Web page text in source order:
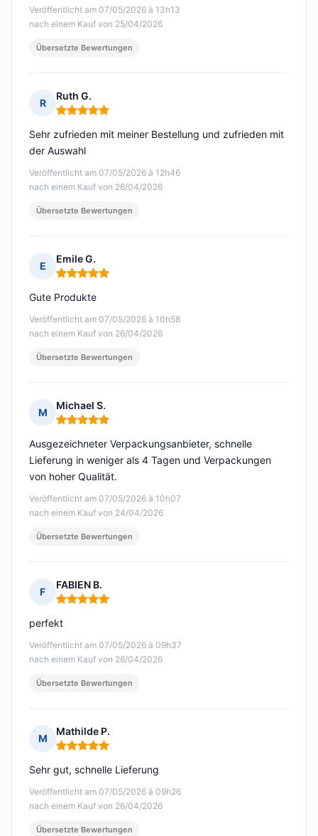
Veröffentlicht am 07/05/2026 à 13h13
nach einem Kauf von 25/04/2026
Übersetzte Bewertungen
R
Ruth G.
Hinweis: 5 von 5
Veröffentlicht am 07/05/2026 à 12h46
nach einem Kauf von 26/04/2026
Sehr zufrieden mit meiner Bestellung und zufrieden mit
der Auswahl
Übersetzte Bewertungen
E
Emile G.
Hinweis: 5 von 5
Veröffentlicht am 07/05/2026 à 10h58
nach einem Kauf von 26/04/2026
Gute Produkte
Übersetzte Bewertungen
M
Michael S.
Hinweis: 5 von 5
Veröffentlicht am 07/05/2026 à 10h07
nach einem Kauf von 24/04/2026
Ausgezeichneter Verpackungsanbieter, schnelle
Lieferung in weniger als 4 Tagen und Verpackungen
von hoher Qualität.
Übersetzte Bewertungen
F
FABIEN B.
Hinweis: 5 von 5
Veröffentlicht am 07/05/2026 à 09h37
nach einem Kauf von 26/04/2026
perfekt
Übersetzte Bewertungen
M
Mathilde P.
Hinweis: 5 von 5
Veröffentlicht am 07/05/2026 à 09h26
nach einem Kauf von 26/04/2026
Sehr gut, schnelle Lieferung
Übersetzte Bewertungen